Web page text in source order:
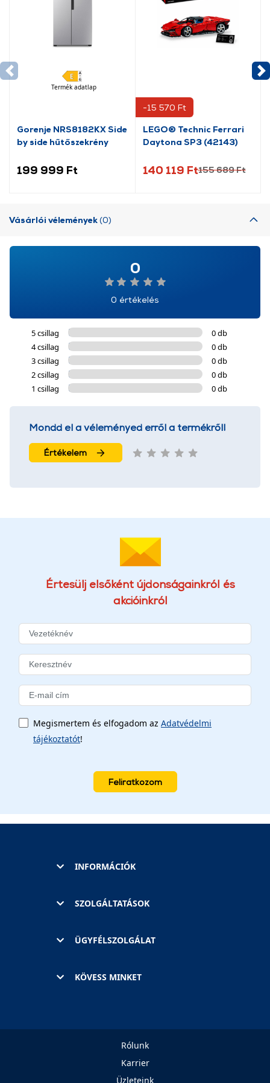
Termék adatlap
Gorenje NRS8182KX Side
by side hűtőszekrény
199 999 Ft
-15 570 Ft
LEGO® Technic Ferrari
Daytona SP3 (42143)
140 119 Ft155 689 Ft
Vásárlói vélemények(0)
0
0 értékelés
5 csillag
0 db
4 csillag
0 db
3 csillag
0 db
2 csillag
0 db
1 csillag
0 db
Mondd el a véleményed erről a termékről!
Értékelem
Értesülj elsőként újdonságainkról és
akcióinkról
Megismertem és elfogadom az Adatvédelmi
tájékoztatót!
Feliratkozom
INFORMÁCIÓK
SZOLGÁLTATÁSOK
ÜGYFÉLSZOLGÁLAT
KÖVESS MINKET
Rólunk
Karrier
Üzleteink